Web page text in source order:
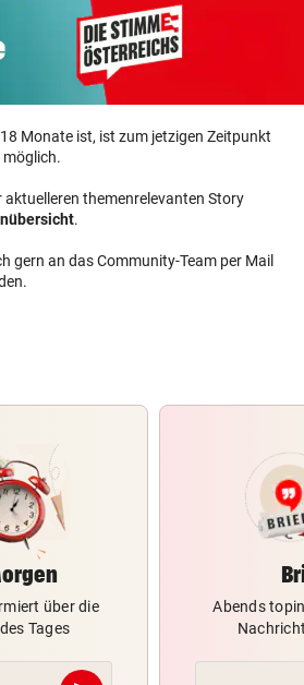
Monate ist, ist zum jetzigen Zeitpunkt
möglich.
aktuelleren themenrelevanten Story
.
gern an das Community-Team per Mail
über die
Tages
Abends